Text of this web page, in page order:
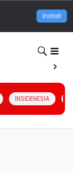
Install
INSIDENESIA